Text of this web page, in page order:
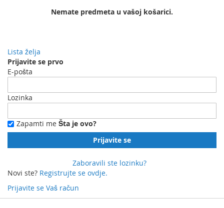
Nemate predmeta u vašoj košarici.
Lista želja
Prijavite se prvo
E-pošta
Lozinka
Zapamti me Šta je ovo?
Prijavite se
Zaboravili ste lozinku?
Novi ste? Registrujte se ovdje.
Prijavite se Vaš račun
Preskočite